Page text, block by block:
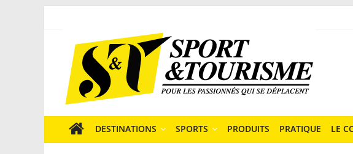
content
Tourisme
est
un
média
sur
DESTINATIONS SPORTS PRODUITS PRATIQUE LE